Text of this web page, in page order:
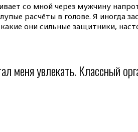
со мной через мужчину
расчёты в голове. Я иногда
они сильные защитники,
меня увлекать. Классный